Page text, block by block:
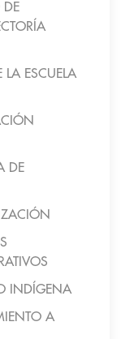
ESCUELA
DE
INDÍGENA
A